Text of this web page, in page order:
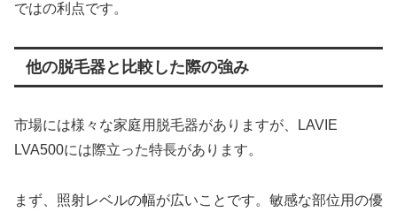
ではの利点です。
他の脱毛器と比較した際の強み
市場には様々な家庭用脱毛器がありますが、LAVIE
LVA500には際立った特長があります。
まず、照射レベルの幅が広いことです。敏感な部位用の優